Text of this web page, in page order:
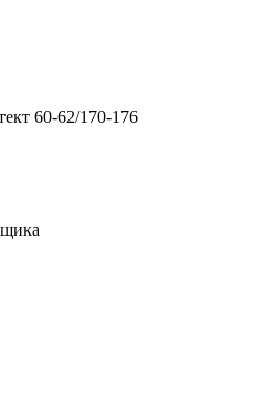
60-62/170-176